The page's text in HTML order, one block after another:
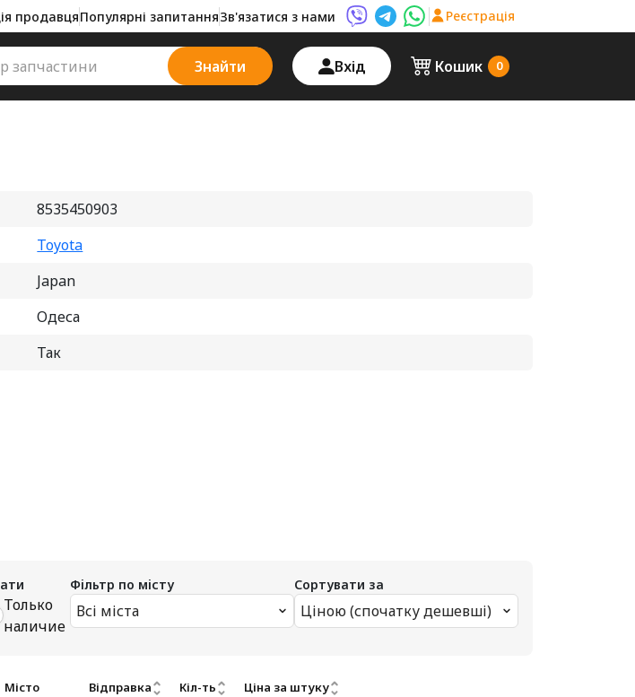
продавцяПопулярні запитанняЗв'язатися з нами Viber AutoPalma
Telegram AutoPalma
WhatsApp AutoPalma
Реєстрація
Знайти Вхід Кошик 0
8535450903
Toyota
Japan
Одеса
Так
Только
наличие
Фільтр по місту
Всі міста
Сортувати за
Ціною (спочатку дешевші)
Місто Відправка Кіл-ть Ціна за штуку